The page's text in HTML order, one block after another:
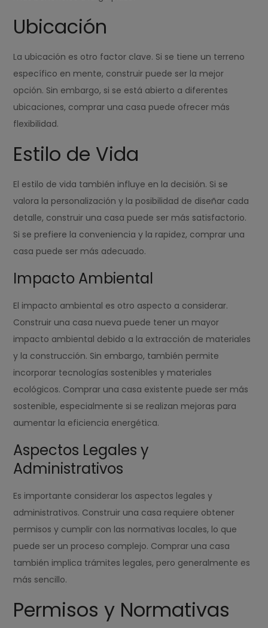
Ubicación
La ubicación es otro factor clave. Si se tiene un terreno
específico en mente, construir puede ser la mejor
opción. Sin embargo, si se está abierto a diferentes
ubicaciones, comprar una casa puede ofrecer más
flexibilidad.
Estilo de Vida
El estilo de vida también influye en la decisión. Si se
valora la personalización y la posibilidad de diseñar cada
detalle, construir una casa puede ser más satisfactorio.
Si se prefiere la conveniencia y la rapidez, comprar una
casa puede ser más adecuado.
Impacto Ambiental
El impacto ambiental es otro aspecto a considerar.
Construir una casa nueva puede tener un mayor
impacto ambiental debido a la extracción de materiales
y la construcción. Sin embargo, también permite
incorporar tecnologías sostenibles y materiales
ecológicos. Comprar una casa existente puede ser más
sostenible, especialmente si se realizan mejoras para
aumentar la eficiencia energética.
Aspectos Legales y
Administrativos
Es importante considerar los aspectos legales y
administrativos. Construir una casa requiere obtener
permisos y cumplir con las normativas locales, lo que
puede ser un proceso complejo. Comprar una casa
también implica trámites legales, pero generalmente es
más sencillo.
Permisos y Normativas